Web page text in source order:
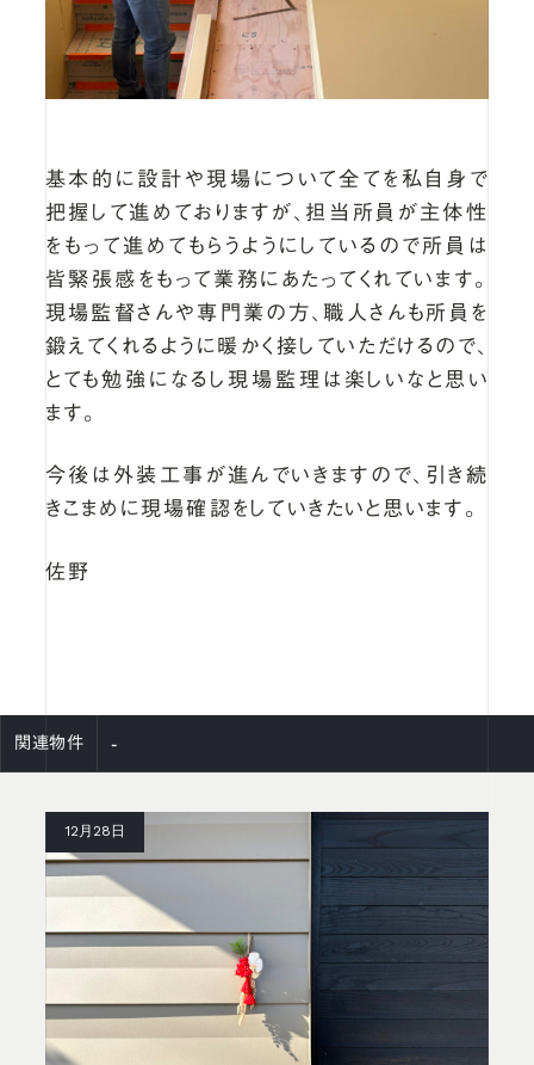
基本的に設計や現場について全てを私自身で
把握して進めておりますが、担当所員が主体性
をもって進めてもらうようにしているので所員は
皆緊張感をもって業務にあたってくれています。
現場監督さんや専門業の方、職人さんも所員を
鍛えてくれるように暖かく接していただけるので、
とても勉強になるし現場監理は楽しいなと思い
ます。
今後は外装工事が進んでいきますので、引き続
きこまめに現場確認をしていきたいと思います。
佐野
関連物件 -
12月28日